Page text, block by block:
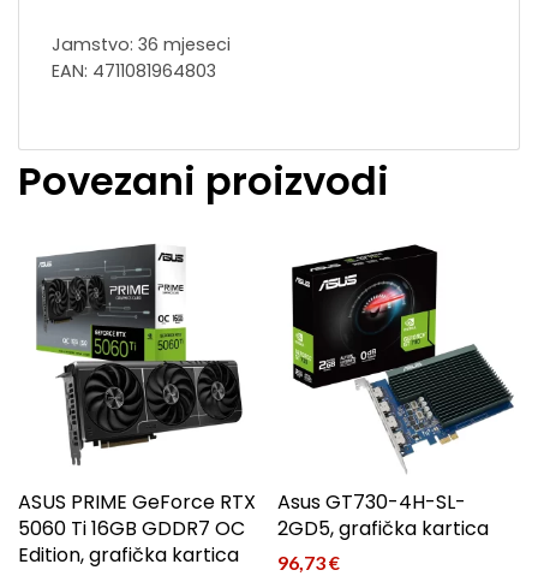
Jamstvo: 36 mjeseci
EAN: 4711081964803
Povezani proizvodi
ASUS PRIME GeForce RTX
5060 Ti 16GB GDDR7 OC
Edition, grafička kartica
Asus GT730-4H-SL-
2GD5, grafička kartica
96,73€